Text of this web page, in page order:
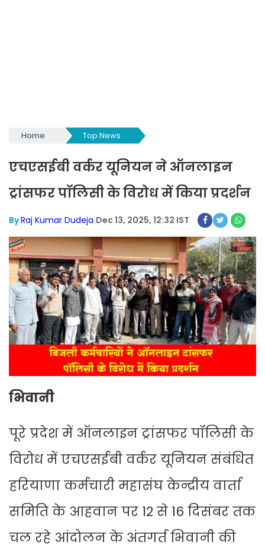
Home Top News
एचएसईबी वर्कर यूनियन ने ऑनलाइन
ट्रांसफर पॉलिसी के विरोध में किया प्रदर्शन
ByRaj Kumar Dudeja Dec 13, 2025, 12:32 IST
भिवानी
पूरे प्रदेश में ऑनलाइन ट्रांसफर पॉलिसी के
विरोध में एचएसईबी वर्कर यूनियन संबंधित
हरियाणा कर्मचारी महासंघ केन्द्रीय वार्ता
समिति के आहवान पर 12 से 16 दिसंबर तक
चल रहे आंदोलन के अंतगर्त भिवानी की